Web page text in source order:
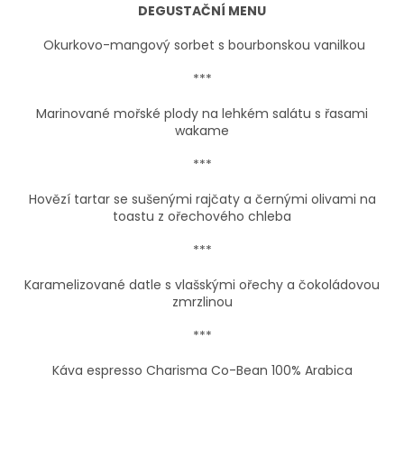
DEGUSTAČNÍ MENU
Okurkovo-mangový sorbet s bourbonskou vanilkou
***
Marinované mořské plody na lehkém salátu s řasami
wakame
***
Hovězí tartar se sušenými rajčaty a černými olivami na
toastu z ořechového chleba
***
Karamelizované datle s vlašskými ořechy a čokoládovou
zmrzlinou
***
Káva espresso Charisma Co-Bean 100% Arabica